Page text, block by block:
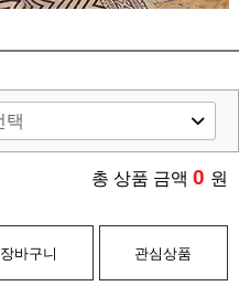
총 상품 금액 0 원
장바구니 관심상품